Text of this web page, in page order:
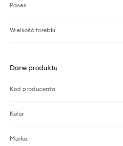
Pasek
Wielkość torebki
Dane produktu
Kod producenta
Kolor
Marka